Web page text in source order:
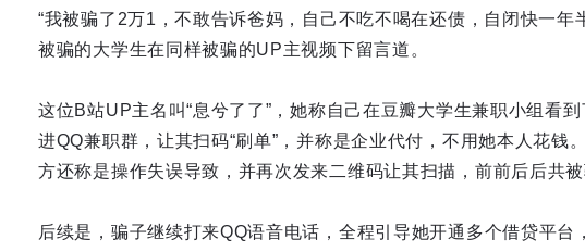
“我被骗了2万1，不敢告诉爸妈，自己不吃不喝在还债，自闭快一年
被骗的大学生在同样被骗的UP主视频下留言道。
这位B站UP主名叫“息兮了了”，她称自己在豆瓣大学生兼职小组看
进QQ兼职群，让其扫码“刷单”，并称是企业代付，不用她本人花钱
方还称是操作失误导致，并再次发来二维码让其扫描，前前后后共被
后续是，骗子继续打来QQ语音电话，全程引导她开通多个借贷平